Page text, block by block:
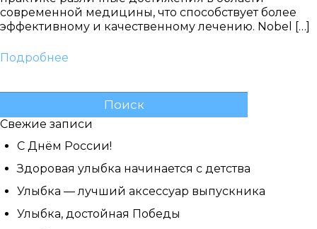
Выберите
врача:
прием, поставьте
галочку здесь
приём» вы подтверждаете, что
современной медицины, что способствует более
эффективному и качественному лечению. Nobel […]
Подробнее
Свежие записи
С Днём России!
Здоровая улыбка начинается с детства
Улыбка — лучший аксессуар выпускника
Улыбка, достойная Победы